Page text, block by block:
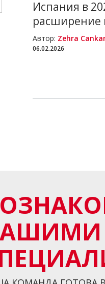
Испания в
расширение
Автор: Zehra
06.02.2026